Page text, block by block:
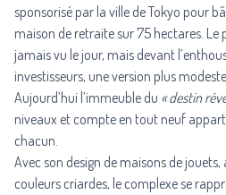
sponsorisé par la ville de Tokyo pour
maison de retraite sur 75 hectares. Le
jamais vu le jour, mais devant
investisseurs, une version plus
Aujourd’hui l’immeuble du « destin
niveaux et compte en tout neuf
chacun.
Avec son design de maisons de
couleurs criardes, le complexe se